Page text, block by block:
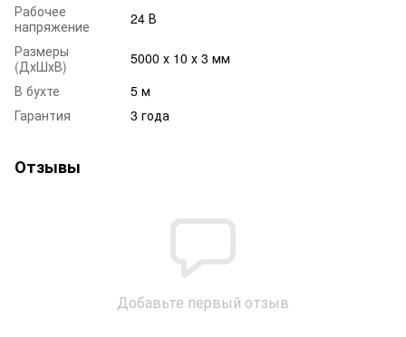
Рабочее
напряжение
24 В
Размеры
(ДхШхВ)
5000 х 10 х 3 мм
В бухте
5 м
Гарантия
3 года
Отзывы
Добавьте первый отзыв